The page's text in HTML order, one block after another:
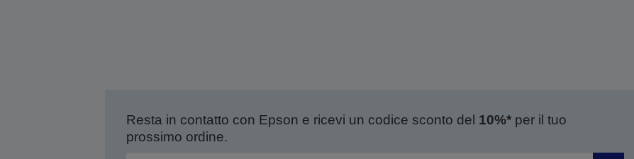
Resta in contatto con Epson e ricevi un codice sconto del 10%*per il tuo
prossimo ordine.